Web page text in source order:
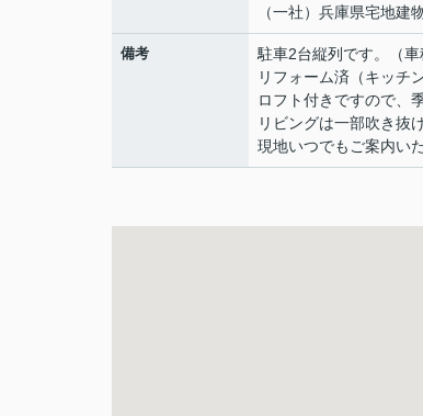
（一社）兵庫県宅地
備考
駐車2台縦列です。（車
リフォーム済（キッチ
ロフト付きですので、
リビングは一部吹き抜
現地いつでもご案内い